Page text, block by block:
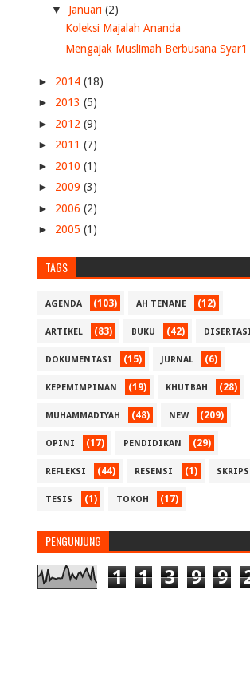
▼ Januari (2)
Koleksi Majalah Ananda
Mengajak Muslimah Berbusana Syar’i
► 2014 (18)
► 2013 (5)
► 2012 (9)
► 2011 (7)
► 2010 (1)
► 2009 (3)
► 2006 (2)
► 2005 (1)
TAGS
AGENDA (103) AH TENANE (12)
ARTIKEL (83) BUKU (42)
DOKUMENTASI (15) JURNAL (6)
KEPEMIMPINAN (19) KHUTBAH (28)
MUHAMMADIYAH (48) NEW (209)
OPINI (17) PENDIDIKAN (29)
REFLEKSI (44) RESENSI (1)
TESIS (1) TOKOH (17)
PENGUNJUNG
1 1 3 9 9